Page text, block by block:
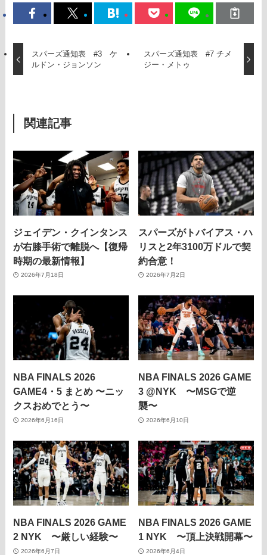
スパーズ通知表 #3 ケ
ルドン・ジョンソン
スパーズ通知表 #7 チメ
ジー・メトゥ
関連記事
ジェイデン・クインタンス
が右膝手術で離脱へ【復帰
時期の最新情報】
2026年7月18日
スパーズがトバイアス・ハ
リスと2年3100万ドルで契
約合意！
2026年7月2日
NBA FINALS 2026
GAME4・5 まとめ 〜ニッ
クスおめでとう〜
2026年6月16日
NBA FINALS 2026 GAME
3 @NYK 〜MSGで逆
襲〜
2026年6月10日
NBA FINALS 2026 GAME
2 NYK 〜厳しい経験〜
2026年6月7日
NBA FINALS 2026 GAME
1 NYK 〜頂上決戦開幕〜
2026年6月4日